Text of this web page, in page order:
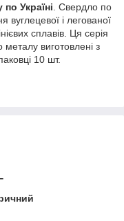
Україні . Свердло по
вуглецевої і легованої
сплавів. Ця серія
виготовлені з
10 шт.